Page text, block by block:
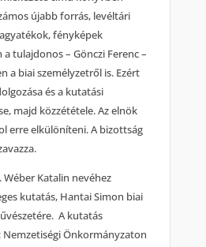
újabb forrás, levéltári
fényképek
tulajdonos – Gönczi Ferenc –
a biai személyzetről is. Ezért
és a kutatási
majd közzététele. Az elnök
erre elkülöníteni. A bizottság
. Wéber Katalin nevéhez
kutatás, Hantai Simon biai
A kutatás
Önkormányzaton